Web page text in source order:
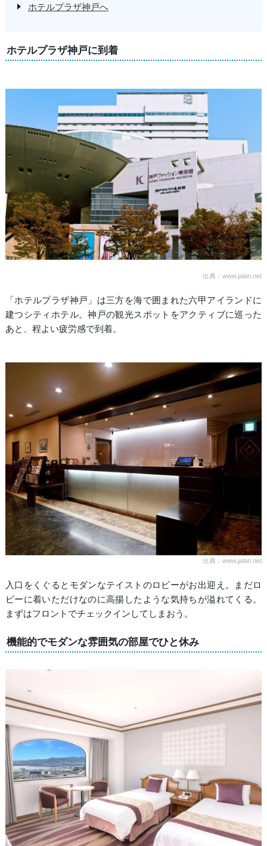
ホテルプラザ神戸へ
ホテルプラザ神戸に到着
出典：www.jalan.net
「ホテルプラザ神戸」は三方を海で囲まれた六甲アイランドに
建つシティホテル。神戸の観光スポットをアクティブに巡った
あと、程よい疲労感で到着。
出典：www.jalan.net
入口をくぐるとモダンなテイストのロビーがお出迎え。まだロ
ビーに着いただけなのに高揚したような気持ちが溢れてくる。
まずはフロントでチェックインしてしまおう。
機能的でモダンな雰囲気の部屋でひと休み